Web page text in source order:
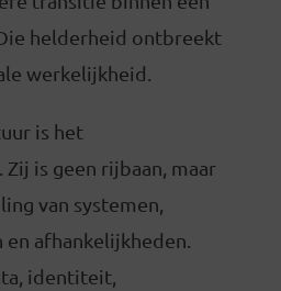
helderheid ontbreekt
werkelijkheid.
is het
is geen rijbaan, maar
van systemen,
afhankelijkheden.
identiteit,